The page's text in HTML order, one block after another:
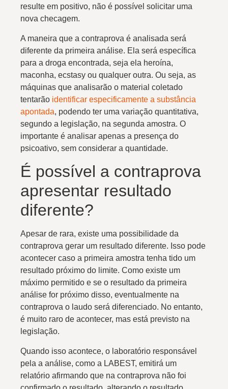
resulte em positivo, não é possível solicitar uma
nova checagem.
A maneira que a contraprova é analisada será
diferente da primeira análise. Ela será específica
para a droga encontrada, seja ela heroína,
maconha, ecstasy ou qualquer outra. Ou seja, as
máquinas que analisarão o material coletado
tentarão identificar especificamente a substância
apontada, podendo ter uma variação quantitativa,
segundo a legislação, na segunda amostra. O
importante é analisar apenas a presença do
psicoativo, sem considerar a quantidade.
É possível a contraprova
apresentar resultado
diferente?
Apesar de rara, existe uma possibilidade da
contraprova gerar um resultado diferente. Isso pode
acontecer caso a primeira amostra tenha tido um
resultado próximo do limite. Como existe um
máximo permitido e se o resultado da primeira
análise for próximo disso, eventualmente na
contraprova o laudo será diferenciado. No entanto,
é muito raro de acontecer, mas está previsto na
legislação.
Quando isso acontece, o laboratório responsável
pela a análise, como a LABEST, emitirá um
relatório afirmando que na contraprova não foi